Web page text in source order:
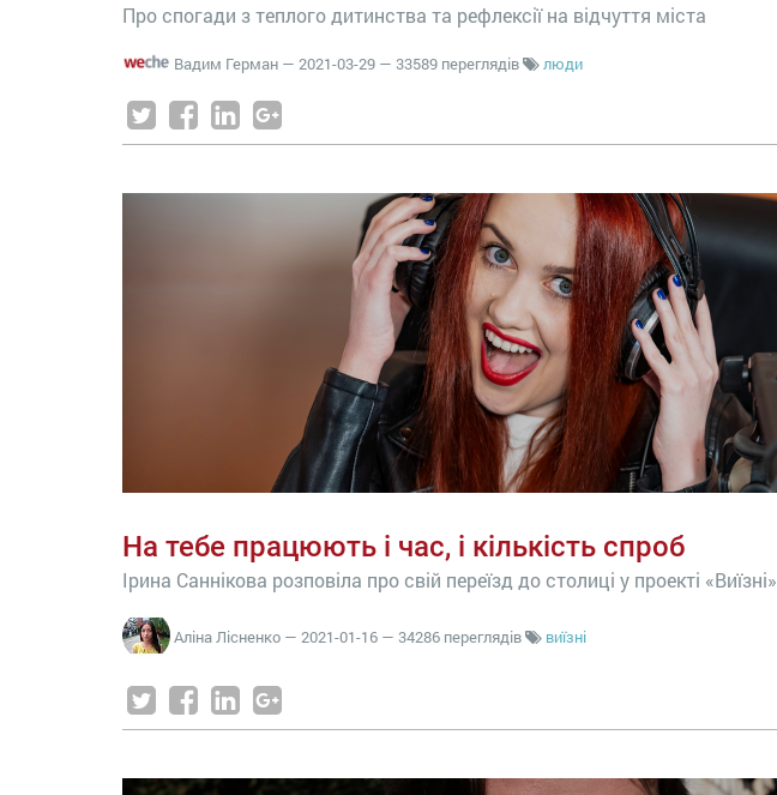
Про спогади з теплого дитинства та рефлексії на відчуття міста
Вадим Герман — 2021-03-29 — 33589 переглядів люди
На тебе працюють і час, і кількість спроб
Ірина Саннікова розповіла про свій переїзд до столиці у проекті «Виїзні»
Аліна Лісненко — 2021-01-16 — 34286 переглядів виїзні